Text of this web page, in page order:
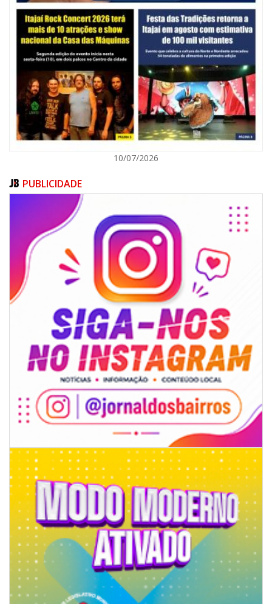
06/08/2026 | 10:14
Defesa Civil de SC monitora formação de ciclone-bomba no Sul do Brasil;
entenda como o fenômeno se forma e quais os impactos no estado
ITAPEMA
06/08/2026 | 07:00
Secretaria de Cultura retoma oficinas culturais com diversas
modalidades para a comunidade
BALNEÁRIO CAMBORIÚ
10/07/2026
PUBLICIDADE